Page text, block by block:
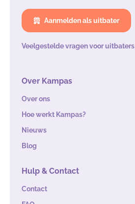
Aanmelden als uitbater
Veelgestelde vragen voor uitbaters
Over Kampas
Over ons
Hoe werkt Kampas?
Nieuws
Blog
Hulp & Contact
Contact